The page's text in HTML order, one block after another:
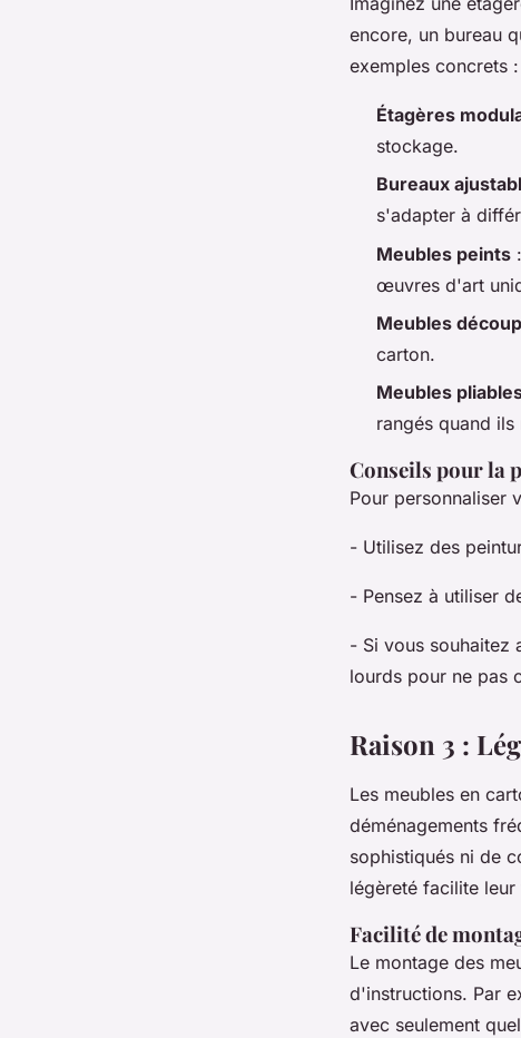
encore, un bureau
exemples concrets :
Étagères
stockage.
Bureaux
s'adapter à
Meubles peints
œuvres d'art
Meubles
carton.
Meubles
rangés quand
Conseils pour la
Pour personnaliser
- Utilisez des
- Pensez à utiliser
- Si vous souhaitez
lourds pour ne pas
Raison 3 :
Les meubles en
déménagements
sophistiqués ni de
légèreté facilite
Facilité de
Le montage des
d'instructions. Par
avec seulement